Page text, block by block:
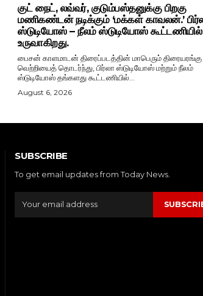
குட் நைட், லவ்வர், குடும்பஸ்தனுக்கு பிறகு
மணிகண்டன் நடிக்கும் ‘மக்கள் காவலன்.’
ஸ்டுடியோஸ் – நீலம் ஸ்டுடியோஸ் கூட்டணியில்
உருவாகிறது.
பைசன் காளமாடன் திரைப்படத்தின் மாபெரும் திரையரங்கு
வெற்றியைத் தொடர்ந்து, பிர்லா ஸ்டுடியோஸ் மற்றும் நீலம்
ஸ்டுடியோஸ் தங்களது கூட்டணியில்...
August 6, 2026
SUBSCRIBE
To get email updates from Today News.